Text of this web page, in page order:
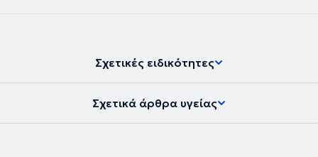
Σχετικές ειδικότητες
Σχετικά άρθρα υγείας